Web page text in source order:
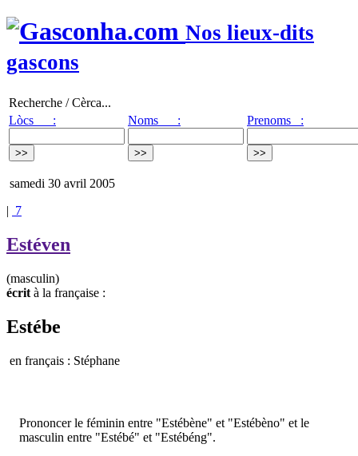
Nos lieux-dits
gascons
Recherche / Cèrca...
Lòcs :
Noms : Prenoms :
samedi 30 avril 2005
| 7
Estéven
(masculin)
écrit à la française :
Estébe
en français : Stéphane
Prononcer le féminin entre "Estébène" et "Estébèno" et le
masculin entre "Estébé" et "Estébéng".